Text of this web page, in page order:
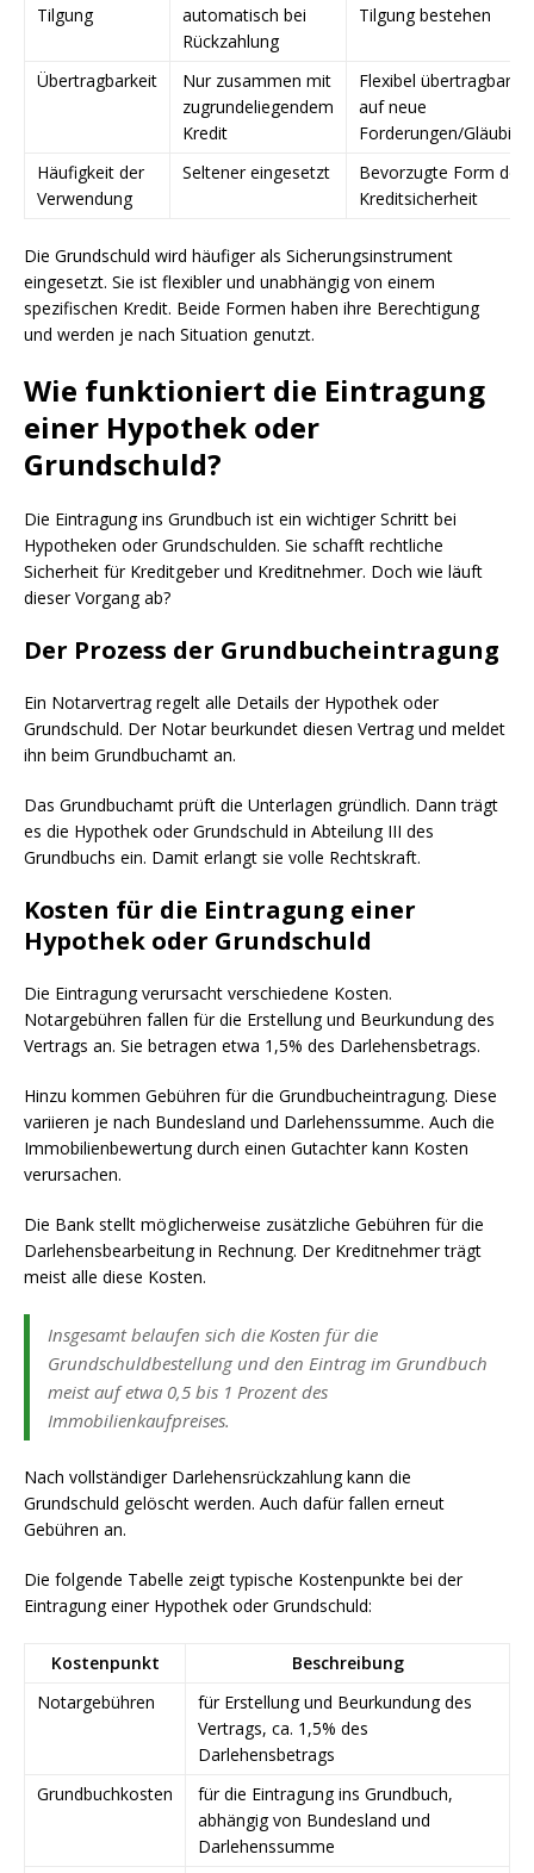
Tilgung
automatisch bei
Rückzahlung
Tilgung bestehen
Übertragbarkeit
Nur zusammen mit
zugrundeliegendem
Kredit
Flexibel übertragbar
auf neue
Forderungen/
Häufigkeit der
Verwendung
Seltener eingesetzt
Bevorzugte Form der
Kreditsicherheit
Die Grundschuld wird häufiger als Sicherungsinstrument
eingesetzt. Sie ist flexibler und unabhängig von einem
spezifischen Kredit. Beide Formen haben ihre Berechtigung
und werden je nach Situation genutzt.
Wie funktioniert die Eintragung
einer Hypothek oder
Grundschuld?
Die Eintragung ins Grundbuch ist ein wichtiger Schritt bei
Hypotheken oder Grundschulden. Sie schafft rechtliche
Sicherheit für Kreditgeber und Kreditnehmer. Doch wie läuft
dieser Vorgang ab?
Der Prozess der Grundbucheintragung
Ein Notarvertrag regelt alle Details der Hypothek oder
Grundschuld. Der Notar beurkundet diesen Vertrag und meldet
ihn beim Grundbuchamt an.
Das Grundbuchamt prüft die Unterlagen gründlich. Dann trägt
es die Hypothek oder Grundschuld in Abteilung III des
Grundbuchs ein. Damit erlangt sie volle Rechtskraft.
Kosten für die Eintragung einer
Hypothek oder Grundschuld
Die Eintragung verursacht verschiedene Kosten.
Notargebühren fallen für die Erstellung und Beurkundung des
Vertrags an. Sie betragen etwa 1,5% des Darlehensbetrags.
Hinzu kommen Gebühren für die Grundbucheintragung. Diese
variieren je nach Bundesland und Darlehenssumme. Auch die
Immobilienbewertung durch einen Gutachter kann Kosten
verursachen.
Die Bank stellt möglicherweise zusätzliche Gebühren für die
Darlehensbearbeitung in Rechnung. Der Kreditnehmer trägt
meist alle diese Kosten.
Insgesamt belaufen sich die Kosten für die
Grundschuldbestellung und den Eintrag im Grundbuch
meist auf etwa 0,5 bis 1 Prozent des
Immobilienkaufpreises.
Nach vollständiger Darlehensrückzahlung kann die
Grundschuld gelöscht werden. Auch dafür fallen erneut
Gebühren an.
Die folgende Tabelle zeigt typische Kostenpunkte bei der
Eintragung einer Hypothek oder Grundschuld:
Kostenpunkt
Beschreibung
Notargebühren
für Erstellung und Beurkundung des
Vertrags, ca. 1,5% des
Darlehensbetrags
Grundbuchkosten
für die Eintragung ins Grundbuch,
abhängig von Bundesland und
Darlehenssumme